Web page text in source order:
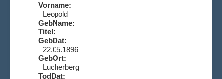
Vorname:
Leopold
GebName:
Titel:
GebDat:
22.05.1896
GebOrt:
Lucherberg
TodDat: